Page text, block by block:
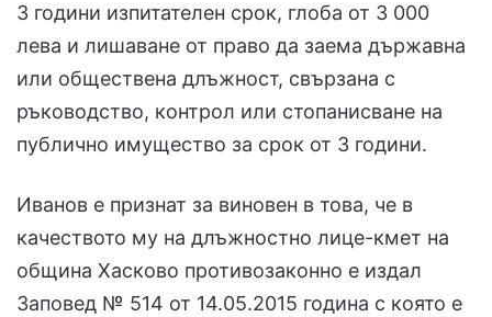
3 години изпитателен срок, глоба от 3 000
лева и лишаване от право да заема държавна
или обществена длъжност, свързана с
ръководство, контрол или стопанисване на
публично имущество за срок от 3 години.
Иванов е признат за виновен в това, че в
качеството му на длъжностно лице-кмет на
община Хасково противозаконно е издал
Заповед № 514 от 14.05.2015 година с която е